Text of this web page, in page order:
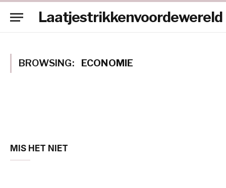
Laatjestrikkenvoordewereld
BROWSING: ECONOMIE
MIS HET NIET